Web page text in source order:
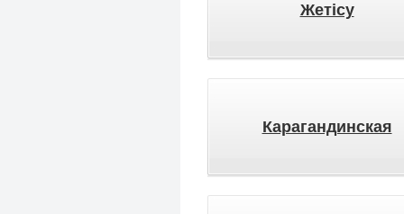
Жетісу
Карагандинская